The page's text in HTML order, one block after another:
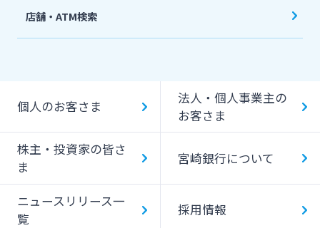
機能一覧
キャッシング提携先
一日あたりのご利用限度額
ATM Operation Guide
店舗・ATM検索
個人のお客さま
法人・個人事業主の
お客さま
株主・投資家の皆さ
ま
宮崎銀行について
ニュースリリース一
覧
採用情報